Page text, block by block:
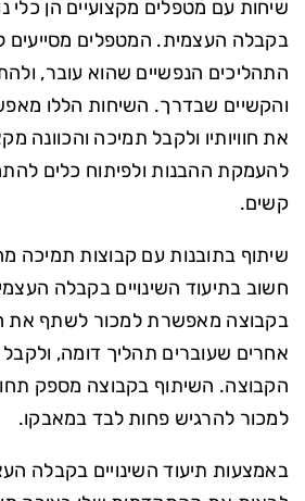
שיחות עם מטפלים מקצועיים הן כלי
בקבלה העצמית. המטפלים מסייעים
התהליכים הנפשיים שהוא עובר,
והקשיים שבדרך. השיחות הללו
את חוויותיו ולקבל תמיכה והכוונה
להעמקת ההבנות ולפיתוח כלים
קשים.
שיתוף בתובנות עם קבוצות תמיכה
חשוב בתיעוד השינויים בקבלה
בקבוצה מאפשרת למכור לשתף את
אחרים שעוברים תהליך דומה, ולקבל
הקבוצה. השיתוף בקבוצה מספק
למכור להרגיש פחות לבד במאבקו.
באמצעות תיעוד השינויים בקבלה